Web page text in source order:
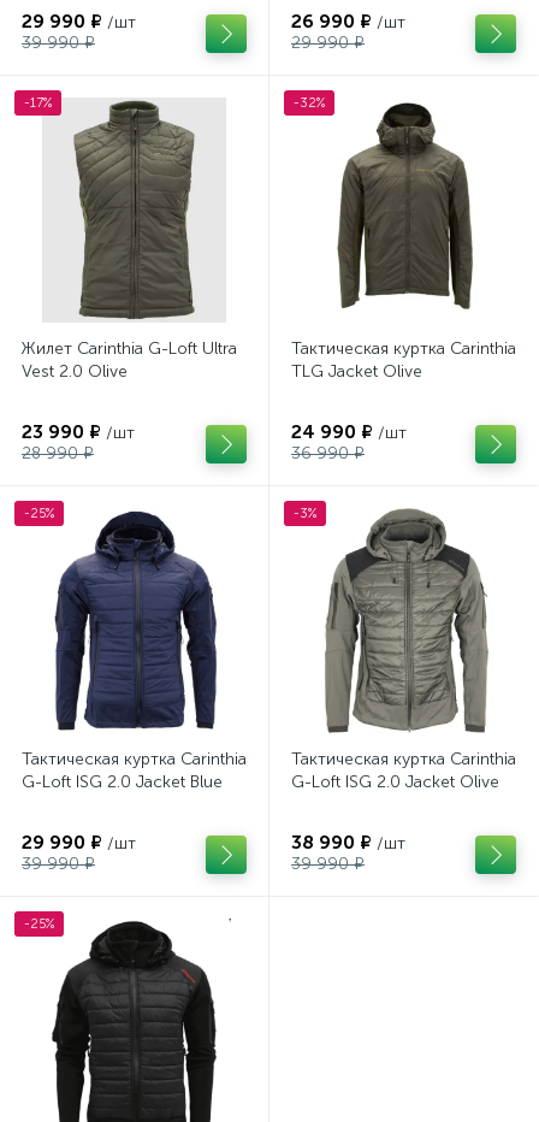
29 990 ₽ /шт
39 990 ₽
26 990 ₽ /шт
29 990 ₽
-17%
Жилет Carinthia G-Loft Ultra
Vest 2.0 Olive
23 990 ₽ /шт
28 990 ₽
-32%
Тактическая куртка Carinthia
TLG Jacket Olive
24 990 ₽ /шт
36 990 ₽
-25%
Тактическая куртка Carinthia
G-Loft ISG 2.0 Jacket Blue
29 990 ₽ /шт
39 990 ₽
-3%
Тактическая куртка Carinthia
G-Loft ISG 2.0 Jacket Olive
38 990 ₽ /шт
39 990 ₽
-25%